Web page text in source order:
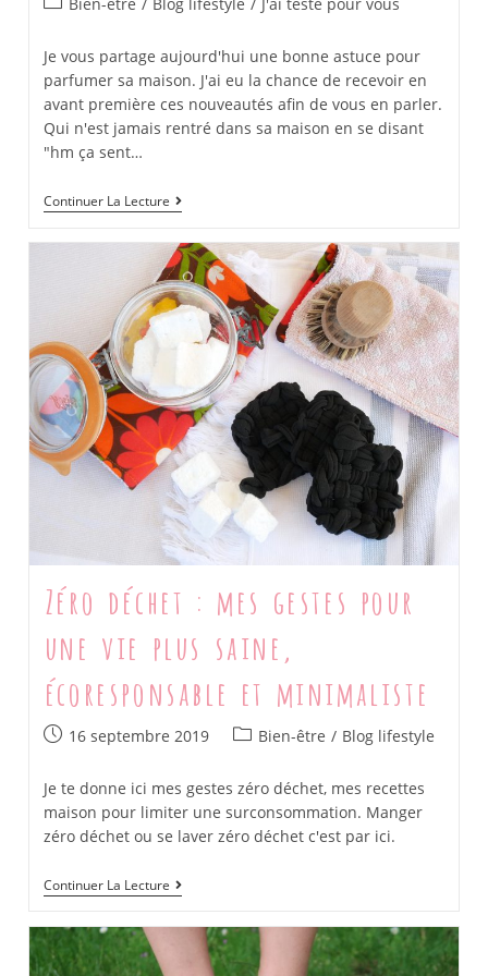
Bien-être / Blog lifestyle / J'ai testé pour vous
Je vous partage aujourd'hui une bonne astuce pour
parfumer sa maison. J'ai eu la chance de recevoir en
avant première ces nouveautés afin de vous en parler.
Qui n'est jamais rentré dans sa maison en se disant
"hm ça sent…
Continuer La LectureParfumer
Sa
Avec
Botanica
Zéro déchet : mes gestes pour
une vie plus saine,
écoresponsable et minimaliste
Post16 septembre 2019
PostBien-être / Blog lifestyle
Je te donne ici mes gestes zéro déchet, mes recettes
maison pour limiter une surconsommation. Manger
zéro déchet ou se laver zéro déchet c'est par ici.
Continuer La LectureZéro
Déchet
Gestes